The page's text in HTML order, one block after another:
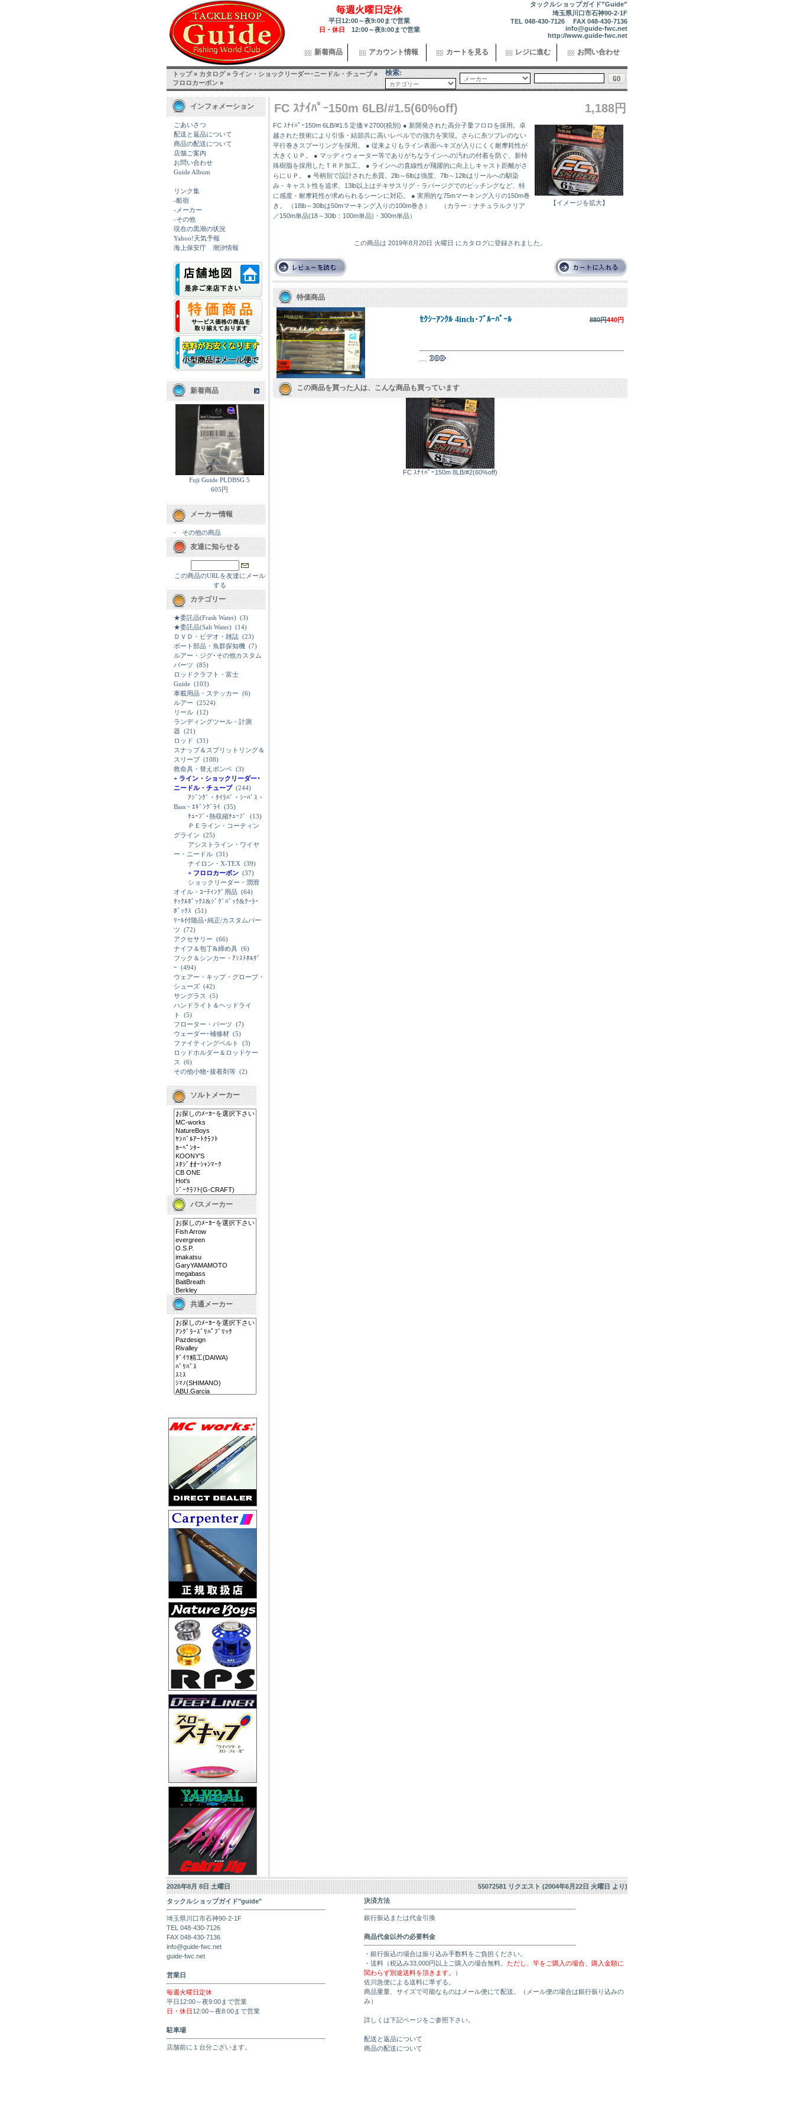
毎週火曜日定休
平日12:00～夜9:00まで営業
日・休日 12:00～夜8:00まで営業
タックルショップガイド”Guide”
埼玉県川口市石神90-2-1F
TEL 048-430-7126 FAX 048-430-7136
info@guide-fwc.net
http://www.guide-fwc.net
新着商品 アカウント情報 カートを見る レジに進む お問い合わせ
トップ»カタログ»ライン・ショックリーダー･ニードル・チューブ»
フロロカーボン»
検索:
インフォメーション
ごあいさつ
配送と返品について
商品の配送について
店舗ご案内
お問い合わせ
Guide Album
リンク集
-船宿
-メーカー
-その他
現在の黒潮の状況
Yahoo!天気予報
海上保安庁 潮汐情報
新着商品
Fuji Guide PLDBSG 5
605円
メーカー情報
- その他の商品
友達に知らせる
この商品のURLを友達にメール
する
カテゴリー
★委託品(Frash Water) (3)
★委託品(Salt Water) (14)
ＤＶＤ・ビデオ・雑誌 (23)
ボート部品・魚群探知機 (7)
ルアー・ジグ･その他カスタム
パーツ (85)
ロッドクラフト・富士
Guide (103)
車載用品・ステッカー (6)
ルアー (2524)
リール (12)
ランディングツール・計測
器 (21)
ロッド (31)
スナップ＆スプリットリング＆
スリーブ (108)
救命具・替えボンベ (3)
+ ライン・ショックリーダー･
ニードル・チューブ(244)
ｱｼﾞﾝｸﾞ・ﾀｲﾗﾊﾞ・ｼｰﾊﾞｽ・
Bass・ｴｷﾞﾝｸﾞﾗｲ (35)
ﾁｭｰﾌﾞ･熱収縮ﾁｭｰﾌﾞ
(13)
ＰＥライン・コーティン
グライン (25)
アシストライン・ワイヤ
ー・ニードル (31)
ナイロン・X-TEX (39)
+ フロロカーボン (37)
ショックリーダー・潤滑
オイル・ｺｰﾃｨﾝｸﾞ用品 (64)
ﾀｯｸﾙﾎﾞｯｸｽ&ｼﾞｸﾞﾊﾞｯｸ&ｸｰﾗｰ
ﾎﾞｯｸｽ (51)
ﾘｰﾙ付随品･純正/カスタムパー
ツ (72)
アクセサリー (66)
ナイフ＆包丁&締め具 (6)
フック＆シンカー・ｱｼｽﾄﾎﾙﾀﾞ
ｰ (494)
ウェアー・キップ・グローブ・
シューズ (42)
サングラス
(5)
ハンドライト＆ヘッドライ
ト
(5)
フローター・パーツ (7)
ウェーダー･補修材 (5)
ファイティングベルト
(3)
ロッドホルダー＆ロッドケー
ス
(6)
その他小物･接着剤等 (2)
ソルトメーカー
バスメーカー
共通メーカー
FC ｽﾅｲﾊﾟｰ150m 6LB/#1.5(60%off) 1,188円
【イメージを拡大】
FC ｽﾅｲﾊﾟｰ150m 6LB/#1.5 定価￥2700(税別) ● 新開発された高分子量フロロを採用。卓
越された技術により引張・結節共に高いレベルでの強力を実現。さらに糸ツブレのない
平行巻きスプーリングを採用。 ● 従来よりもライン表面へキズが入りにくく耐摩耗性が
大きくＵＰ。 ● マッディウォーター等でありがちなラインへの汚れの付着を防ぐ、新特
殊樹脂を採用したＴＲＰ加工。 ● ラインへの直線性が飛躍的に向上しキャスト距離がさ
らにＵＰ。 ● 号柄別で設計された糸質。2lb～6lbは強度、7lb～12lbはリールへの馴染
み・キャスト性を追求、13lb以上はテキサスリグ・ラバージグでのピッチングなど、特
に感度・耐摩耗性が求められるシーンに対応。 ● 実用的な75mマーキング入りの150m巻
き。 （18lb～30lbは50mマーキング入りの100m巻き） （カラー：ナチュラルクリア
／150m単品(18～30lb：100m単品)・300m単品）
この商品は 2019年8月20日 火曜日 にカタログに登録されました。
特価商品
ｾｸｼｰｱﾝｸﾙ 4inch･ﾌﾞﾙｰﾊﾟｰﾙ 880円440円
この商品を買った人は、こんな商品も買っています
FC ｽﾅｲﾊﾟｰ150m 8LB/#2(60%off)
2026年8月 8日 土曜日 55072581 リクエスト (2004年6月22日 火曜日 より)
タックルショップガイド"guide"
埼玉県川口市石神90-2-1F
TEL 048-430-7126
FAX 048-430-7136
info@guide-fwc.net
guide-fwc.net
営業日
毎週火曜日定休
平日12:00～夜9:00まで営業
日・休日 12:00～夜8:00まで営業
駐車場
店舗前に１台分ございます。
決済方法
銀行振込または代金引換
商品代金以外の必要料金
・銀行振込の場合は振り込み手数料をご負担ください。
・送料（税込み33,000円以上ご購入の場合無料。 ただし、竿をご購入の場合、購入金額に
関わらず別途送料を頂きます。
）
佐川急便による送料に準ずる。
商品重量、サイズで可能なものはメール便にて配送。（メール便の場合は銀行振り込みの
み）
詳しくは下記ページをご参照下さい。
配送と返品について
商品の配送について